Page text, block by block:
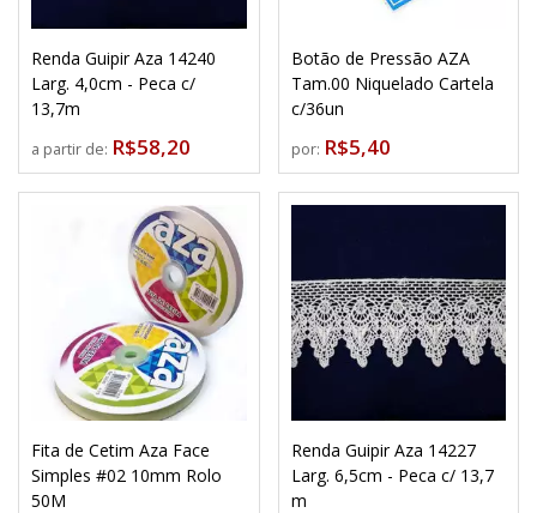
Renda Guipir Aza 14240
Larg. 4,0cm - Peca c/
13,7m
a partir de: R$58,20
Botão de Pressão AZA
Tam.00 Niquelado Cartela
c/36un
por: R$5,40
Fita de Cetim Aza Face
Simples #02 10mm Rolo
50M
Renda Guipir Aza 14227
Larg. 6,5cm - Peca c/ 13,7
m